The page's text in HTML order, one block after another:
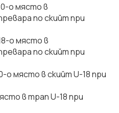
о място в
по скийт при
о място в
по скийт при
о място в скийт U-18 при
в трап U-18 при